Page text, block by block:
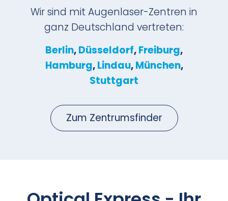
Wir sind mit Augenlaser-Zentren in
ganz Deutschland vertreten:
Berlin,Düsseldorf,Freiburg,
Hamburg,Lindau,München,
Stuttgart
Zum Zentrumsfinder